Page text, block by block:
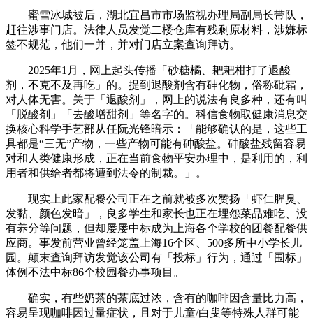
蜜雪冰城被后，湖北宜昌市市场监视办理局副局长带队，
赶往涉事门店。法律人员发觉二楼仓库有残剩原材料，涉嫌标
签不规范，他们一并，并对门店立案查询拜访。
2025年1月，网上起头传播「砂糖橘、耙耙柑打了退酸
剂，不克不及再吃」的。提到退酸剂含有砷化物，俗称砒霜，
对人体无害。关于「退酸剂」，网上的说法有良多种，还有叫
「脱酸剂」「去酸增甜剂」等名字的。科信食物取健康消息交
换核心科学手艺部从任阮光锋暗示：「能够确认的是，这些工
具都是“三无”产物，一些产物可能有砷酸盐。砷酸盐残留容易
对和人类健康形成，正在当前食物平安办理中，是利用的，利
用者和供给者都将遭到法令的制裁。」。
现实上此家配餐公司正在之前就被多次赞扬「虾仁腥臭、
发黏、颜色发暗」，良多学生和家长也正在埋怨菜品难吃、没
有养分等问题，但却屡屡中标成为上海各个学校的团餐配餐供
应商。事发前营业曾经笼盖上海16个区、500多所中小学长儿
园。颠末查询拜访发觉该公司有「投标」行为，通过「围标」
体例不法中标86个校园餐办事项目。
确实，有些奶茶的茶底过浓，含有的咖啡因含量比力高，
容易呈现咖啡因过量症状，且对于儿童/白叟等特殊人群可能